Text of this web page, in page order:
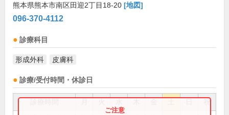
熊本県熊本市南区田迎2丁目18-20 [地図]
096-370-4112
診療科目
形成外科 皮膚科
診療/受付時間・休診日
祝